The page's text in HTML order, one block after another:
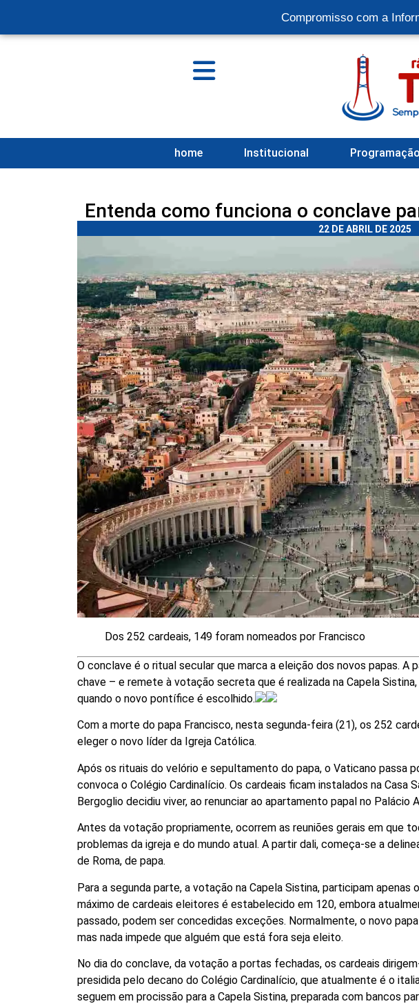
Compromisso com a
home Institucional Programação
Entenda como funciona o conclave
22 DE ABRIL DE 2025
Dos 252 cardeais, 149 foram nomeados por Francisco
O conclave é o ritual secular que marca a eleição dos novos papas.
chave – e remete à votação secreta que é realizada na Capela
quando o novo pontífice é escolhido.
Com a morte do papa Francisco, nesta segunda-feira (21), os 252
eleger o novo líder da Igreja Católica.
Após os rituais do velório e sepultamento do papa, o Vaticano passa
convoca o Colégio Cardinalício. Os cardeais ficam instalados na Casa
Bergoglio decidiu viver, ao renunciar ao apartamento papal no Palácio
Antes da votação propriamente, ocorrem as reuniões gerais em que
problemas da igreja e do mundo atual. A partir dali, começa-se a
de Roma, de papa.
Para a segunda parte, a votação na Capela Sistina, participam apenas
máximo de cardeais eleitores é estabelecido em 120, embora
passado, podem ser concedidas exceções. Normalmente, o novo
mas nada impede que alguém que está fora seja eleito.
No dia do conclave, da votação a portas fechadas, os cardeais
presidida pelo decano do Colégio Cardinalício, que atualmente é o
seguem em procissão para a Capela Sistina, preparada com bancos